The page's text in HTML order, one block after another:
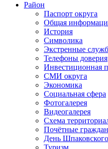
Район
Паспорт округа
Общая
История
Символика
Экстренные
Телефоны доверия
Инвестиционная
СМИ округа
Экономика
Социальная сфера
Фотогалерея
Видеогалерея
Схема
Почётные
День